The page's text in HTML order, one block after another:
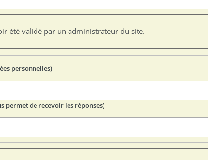
été validé par un administrateur du site.
personnelles)
permet de recevoir les réponses)